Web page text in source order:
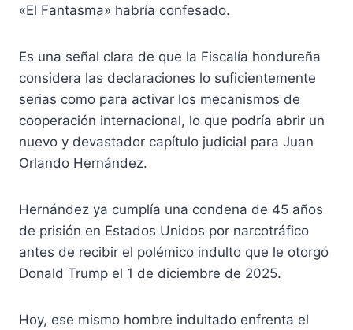
«El Fantasma» habría confesado.
Es una señal clara de que la Fiscalía hondureña
considera las declaraciones lo suficientemente
serias como para activar los mecanismos de
cooperación internacional, lo que podría abrir un
nuevo y devastador capítulo judicial para Juan
Orlando Hernández.
Hernández ya cumplía una condena de 45 años
de prisión en Estados Unidos por narcotráfico
antes de recibir el polémico indulto que le otorgó
Donald Trump el 1 de diciembre de 2025.
Hoy, ese mismo hombre indultado enfrenta el